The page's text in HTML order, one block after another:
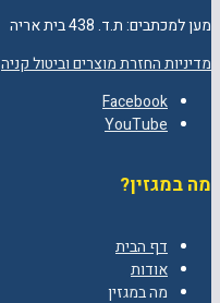
מען למכתבים: ת.ד. 438 בית אריה
מדיניות החזרת מוצרים וביטול קניה
Facebook
YouTube
מה במגזין?
דף הבית
אודות
מה במגזין